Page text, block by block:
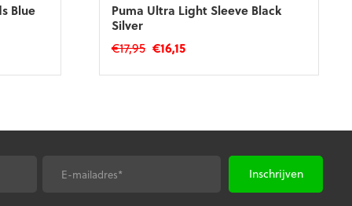
Blue
Puma Ultra Light Sleeve Black
Silver
€17,95 Oorspronkelijke
€16,15Huidige
Dit
optie